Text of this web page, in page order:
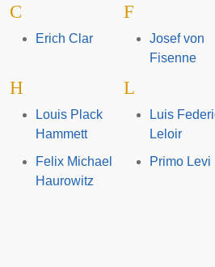
C
Erich Clar
F
Josef von
Fisenne
H
Louis Plack
Hammett
Felix Michael
Haurowitz
L
Luis
Leloir
Primo Levi